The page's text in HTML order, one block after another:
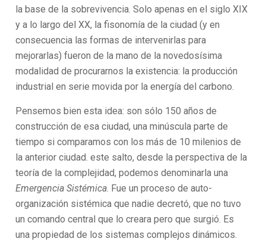
la base de la sobrevivencia. Solo apenas en el siglo XIX
y a lo largo del XX, la fisonomía de la ciudad (y en
consecuencia las formas de intervenirlas para
mejorarlas) fueron de la mano de la novedosísima
modalidad de procurarnos la existencia: la producción
industrial en serie movida por la energía del carbono.
Pensemos bien esta idea: son sólo 150 años de
construcción de esa ciudad, una minúscula parte de
tiempo si comparamos con los más de 10 milenios de
la anterior ciudad. este salto, desde la perspectiva de la
teoría de la complejidad, podemos denominarla una
Emergencia Sistémica. Fue un proceso de auto-
organización sistémica que nadie decretó, que no tuvo
un comando central que lo creara pero que surgió. Es
una propiedad de los sistemas complejos dinámicos.